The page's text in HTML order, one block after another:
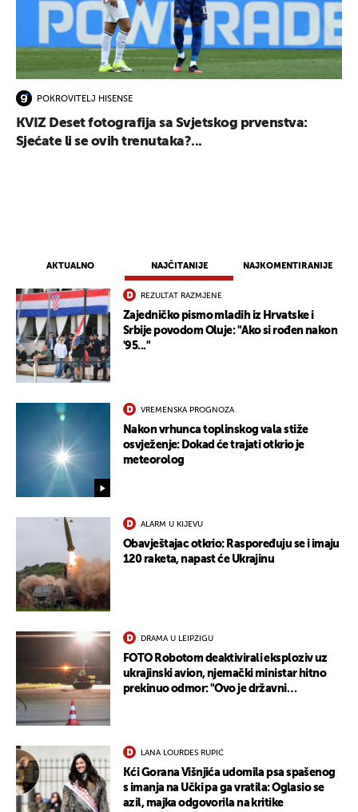
AKTUALNO NAJČITANIJE NAJKOMENTIRANIJE
REZULTAT RAZMJENE
Zajedničko pismo mladih iz Hrvatske i
Srbije povodom Oluje: "Ako si rođen nakon
'95..."
VREMENSKA PROGNOZA
Nakon vrhunca toplinskog vala stiže
osvježenje: Dokad će trajati otkrio je
meteorolog
ALARM U KIJEVU
Obavještajac otkrio: Raspoređuju se i imaju
120 raketa, napast će Ukrajinu
DRAMA U LEIPZIGU
FOTO Robotom deaktivirali eksploziv uz
ukrajinski avion, njemački ministar hitno
prekinuo odmor: "Ovo je državni
LANA LOURDES RUPIĆ
Kći Gorana Višnjića udomila psa spašenog
s imanja na Učki pa ga vratila: Oglasio se
azil, majka odgovorila na kritike
POKROVITELJ HISENSE
KVIZ Deset fotografija sa Svjetskog prvenstva:
Sjećate li se ovih trenutaka?...
UKLJUČITE NOTIFIKACIJE